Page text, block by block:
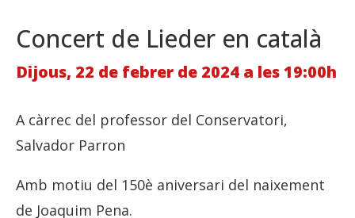
Concert de Lieder en català
Dijous, 22 de febrer de 2024 a les 19:00h
A càrrec del professor del Conservatori,
Salvador Parron
Amb motiu del 150è aniversari del naixement
de Joaquim Pena.